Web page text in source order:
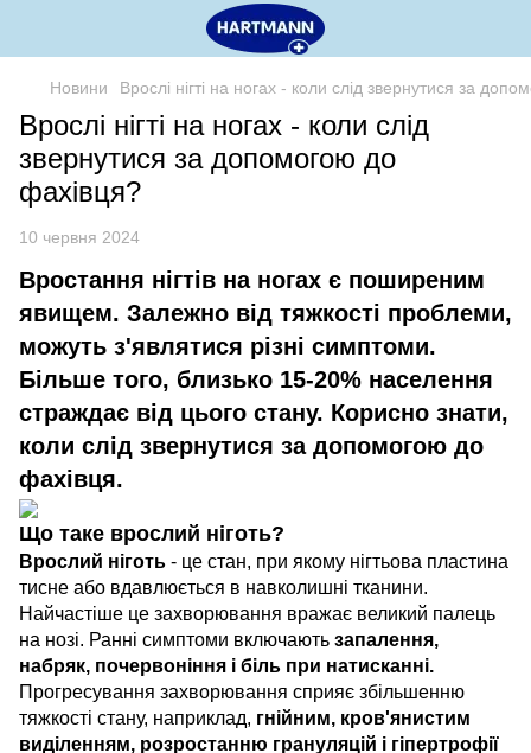
Новини Врослі нігті на ногах - коли слід звернутися за
Врослі нігті на ногах - коли слід
звернутися за допомогою до
фахівця?
10 червня 2024
Вростання нігтів на ногах є поширеним
явищем. Залежно від тяжкості проблеми,
можуть з'являтися різні симптоми.
Більше того, близько 15-20% населення
страждає від цього стану. Корисно знати,
коли слід звернутися за допомогою до
фахівця.
Що таке врослий ніготь?
Врослий ніготь - це стан, при якому нігтьова пластина
тисне або вдавлюється в навколишні тканини.
Найчастіше це захворювання вражає великий палець
на нозі. Ранні симптоми включають запалення,
набряк, почервоніння і біль при натисканні.
Прогресування захворювання сприяє збільшенню
тяжкості стану, наприклад, гнійним, кров'янистим
виділенням, розростанню грануляцій і гіпертрофії